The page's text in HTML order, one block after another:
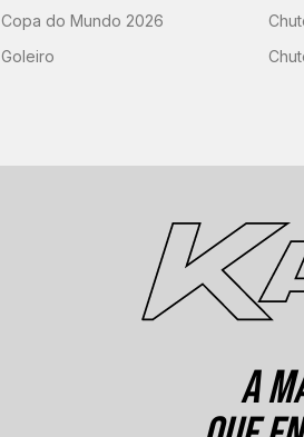
Copa do Mundo 2026
Goleiro
A